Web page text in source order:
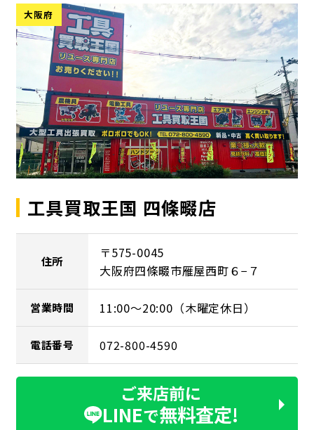
大阪府
工具買取王国 四條畷店
住所
〒575-0045
大阪府四條畷市雁屋西町６−７
営業時間 11:00～20:00（木曜定休日）
電話番号 072-800-4590
ご来店前に
LINEで無料査定!